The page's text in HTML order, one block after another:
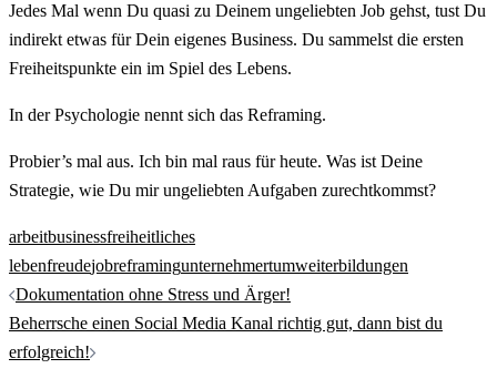
Jedes Mal wenn Du quasi zu Deinem ungeliebten Job gehst, tust Du
indirekt etwas für Dein eigenes Business. Du sammelst die ersten
Freiheitspunkte ein im Spiel des Lebens.
In der Psychologie nennt sich das Reframing.
Probier’s mal aus. Ich bin mal raus für heute. Was ist Deine
Strategie, wie Du mir ungeliebten Aufgaben zurechtkommst?
arbeitbusinessfreiheitliches
lebenfreudejobreframingunternehmertumweiterbildungen
Beitrags-
Navigation
Dokumentation ohne Stress und Ärger!
Beherrsche einen Social Media Kanal richtig gut, dann bist du
erfolgreich!